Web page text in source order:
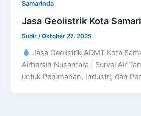
Samarinda
Jasa Geolistrik Kota
Sudir /Oktober 27, 2025
Jasa Geolistrik ADMT Kota
Airbersih Nusantara | Survei Air
untuk Perumahan, Industri, dan